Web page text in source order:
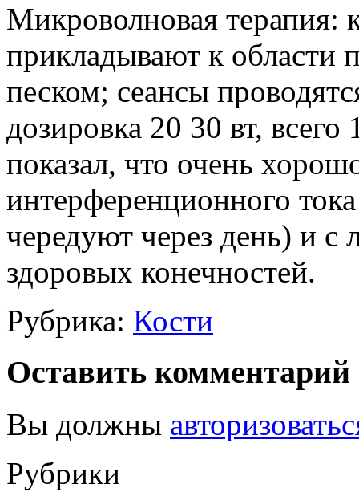
Микроволновая терапия:
прикладывают к области
песком; сеансы
дозировка 20 30 вт,
показал, что очень
интерференционного
чередуют через день) и с
здоровых конечностей.
Рубрика: Кости
Оставить комментарий
Вы должны
Рубрики